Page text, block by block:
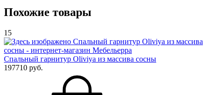
Похожие товары
15
Спальный гарнитур Oliviya из массива сосны
197710 руб.